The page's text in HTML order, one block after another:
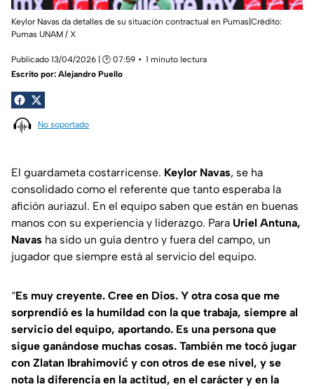
Keylor Navas da detalles de su situación contractual en Pumas|Crédito:
Pumas UNAM / X
Publicado 13/04/2026 | 🕑 07:59
1 minuto lectura
Escrito por: Alejandro Puello
No soportado
El guardameta costarricense. Keylor Navas, se ha
consolidado como el referente que tanto esperaba la
afición auriazul. En el equipo saben que están en buenas
manos con su experiencia y liderazgo. Para Uriel Antuna,
Navas ha sido un guía dentro y fuera del campo, un
jugador que siempre está al servicio del equipo.
“Es muy creyente. Cree en Dios. Y otra cosa que me
sorprendió es la humildad con la que trabaja, siempre al
servicio del equipo, aportando. Es una persona que
sigue ganándose muchas cosas. También me tocó jugar
con Zlatan Ibrahimović y con otros de ese nivel, y se
nota la diferencia en la actitud, en el carácter y en la